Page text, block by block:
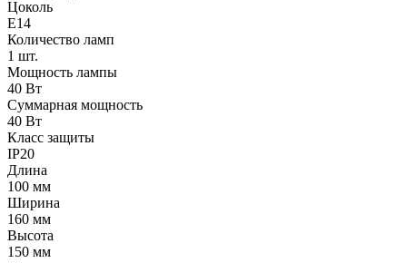
Цоколь
E14
Количество ламп
1 шт.
Мощность лампы
40 Вт
Суммарная мощность
40 Вт
Класс защиты
IP20
Длина
100 мм
Ширина
160 мм
Высота
150 мм